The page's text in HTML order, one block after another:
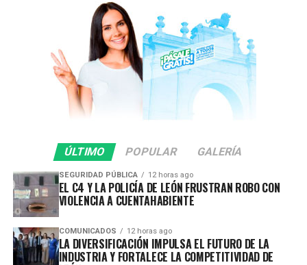
sobre la explotación laboral y el hiperconsumo.
Inspirado en la figura del tameme —el cargador
mesoamericano—, el artista reinterpreta este símbolo
ancestral para visibilizar a los trabajadores
contemporáneos, especialmente a repartidores y
prestadores de servicios, que continúan sosteniendo el
peso de las estructuras sociales modernas. Bajo la
curaduría de Oscar Covarrubias, esta muestra nos ofrece
técnicas como dibujos, esculturas y maquetas.
Finalmente, en la sala 1 y 2 del Teatro María Grever, la
artista Azucena Germán presenta Daisies, Emilies and
Lilies, una propuesta que enlaza poesía y naturaleza
desde una mirada femenina. Inspirada en la obra de
Emily Dickinson, Germán desarrolla una serie de
bioesculturas que invitan a contemplar la fragilidad y la
ÚLTIMO POPULAR GALERÍA
SEGURIDAD PÚBLICA 12 horas ago
EL C4 Y LA POLICÍA DE LEÓN FRUSTRAN ROBO CON
VIOLENCIA A CUENTAHABIENTE
COMUNICADOS 12 horas ago
LA DIVERSIFICACIÓN IMPULSA EL FUTURO DE LA
INDUSTRIA Y FORTALECE LA COMPETITIVIDAD DE